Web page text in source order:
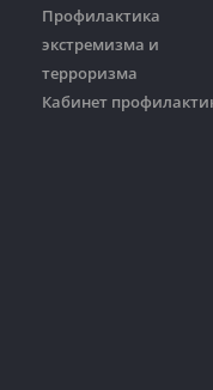
Профилактика
экстремизма и
терроризма
Кабинет